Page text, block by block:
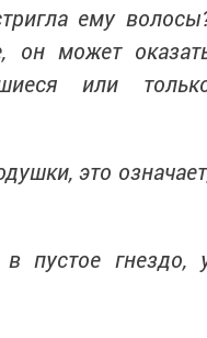
ему
он может
или
это
пустое гнездо,